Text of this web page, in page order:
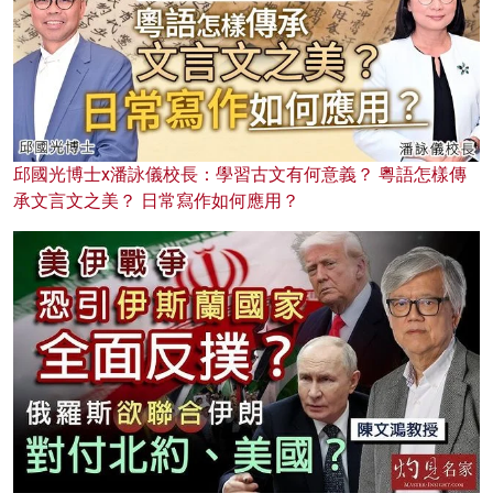
邱國光博士x潘詠儀校長：學習古文有何意義？ 粵語怎樣傳
承文言文之美？ 日常寫作如何應用？